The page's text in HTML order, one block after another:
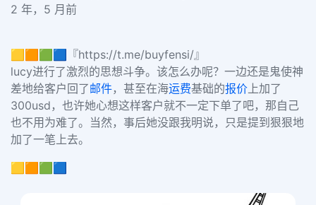
2 年，5 月前
🟨🟧🟩🟦『https://t.me/buyfensi/』
lucy进行了激烈的思想斗争。该怎么办呢？一边还是鬼使神
差地给客户回了邮件，甚至在海运费基础的报价上加了
300usd，也许她心想这样客户就不一定下单了吧，那自己
也不用为难了。当然，事后她没跟我明说，只是提到狠狠地
加了一笔上去。
🟨🟧🟩🟦